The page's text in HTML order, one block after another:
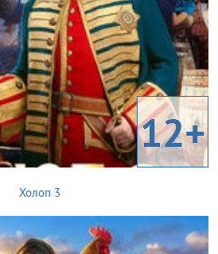
12+
Холоп 3